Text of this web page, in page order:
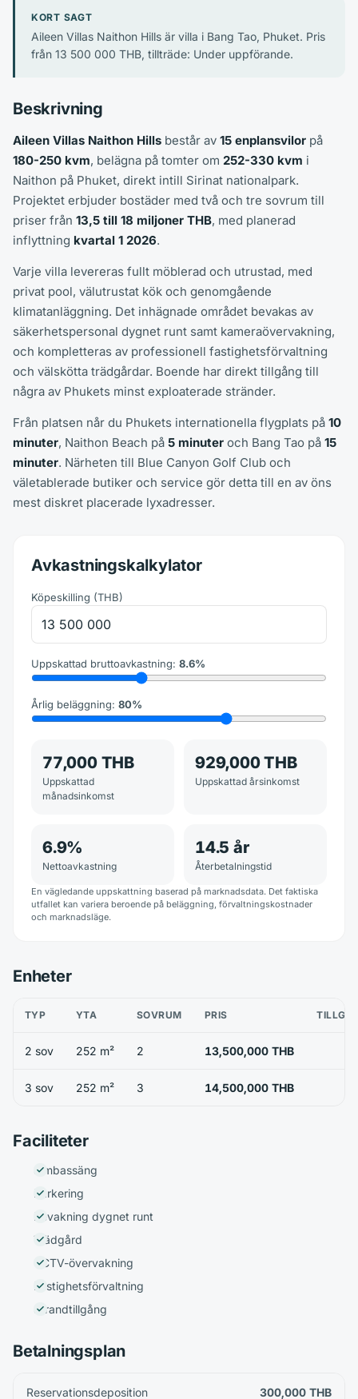
KORT SAGT
Aileen Villas Naithon Hills är villa i Bang Tao, Phuket. Pris
från 13 500 000 THB, tillträde: Under uppförande.
Beskrivning
Aileen Villas Naithon Hills består av 15 enplansvilor på
180-250 kvm, belägna på tomter om 252-330 kvm i
Naithon på Phuket, direkt intill Sirinat nationalpark.
Projektet erbjuder bostäder med två och tre sovrum till
priser från 13,5 till 18 miljoner THB, med planerad
inflyttning kvartal 1 2026.
Varje villa levereras fullt möblerad och utrustad, med
privat pool, välutrustat kök och genomgående
klimatanläggning. Det inhägnade området bevakas av
säkerhetspersonal dygnet runt samt kameraövervakning,
och kompletteras av professionell fastighetsförvaltning
och välskötta trädgårdar. Boende har direkt tillgång till
några av Phukets minst exploaterade stränder.
Från platsen når du Phukets internationella flygplats på 10
minuter, Naithon Beach på 5 minuter och Bang Tao på 15
minuter. Närheten till Blue Canyon Golf Club och
väletablerade butiker och service gör detta till en av öns
mest diskret placerade lyxadresser.
Avkastningskalkylator
Köpeskilling (THB)
Uppskattad bruttoavkastning: 8.6%
Årlig beläggning: 80%
77,000 THB
Uppskattad
månadsinkomst
929,000 THB
Uppskattad årsinkomst
6.9%
Nettoavkastning
14.5 år
Återbetalningstid
En vägledande uppskattning baserad på marknadsdata. Det faktiska
utfallet kan variera beroende på beläggning, förvaltningskostnader
och marknadsläge.
Enheter
TYP YTA SOVRUM PRIS
2 sov 252 m² 2 13,500,000 THB
3 sov 252 m² 3 14,500,000 THB
Faciliteter
Simbassäng
Parkering
Bevakning dygnet runt
Trädgård
CCTV-övervakning
Fastighetsförvaltning
Strandtillgång
Betalningsplan
Reservationsdeposition 300,000 THB